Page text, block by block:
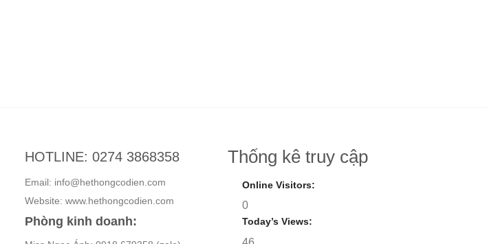
HOTLINE: 0274 3868358
Email: info@hethongcodien.com
Website: www.hethongcodien.com
Phòng kinh doanh:
Thống kê truy cập
Online Visitors:
0
Today’s Views: